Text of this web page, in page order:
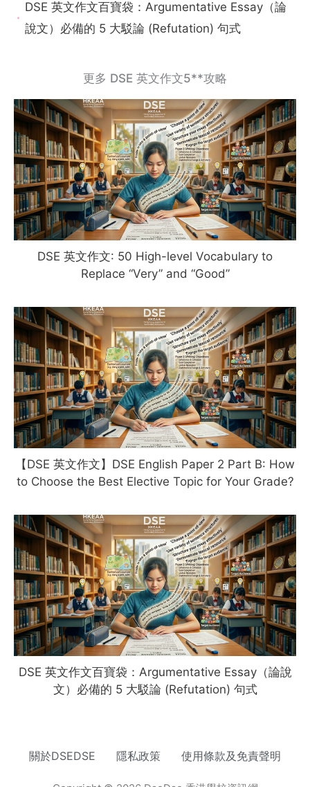
DSE 英文作文百寶袋：Argumentative Essay（論
說文）必備的 5 大駁論 (Refutation) 句式
更多 DSE 英文作文5**攻略
DSE 英文作文: 50 High-level Vocabulary to
Replace “Very” and “Good”
【DSE 英文作文】DSE English Paper 2 Part B: How
to Choose the Best Elective Topic for Your Grade?
DSE 英文作文百寶袋：Argumentative Essay（論說
文）必備的 5 大駁論 (Refutation) 句式
關於DSEDSE 隱私政策 使用條款及免責聲明